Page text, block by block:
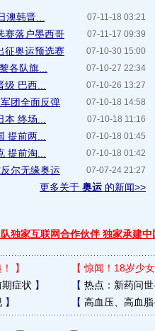
07-11-18 03:21
韩晋...
07-11-17 09:39
赛落户墨西哥
07-10-30 15:00
征奥运预选赛
07-10-27 22:34
各队旗...
07-10-26 13:27
巴西...
07-10-18 14:58
团全面反弹
07-10-18 11:16
终场...
07-10-18 01:45
提前两...
07-10-18 01:42
提前淘...
07-07-24 21:27
尔无缘奥运
更多关于 奥运 的新闻>>
独家互联网合作伙伴 独家承建中
】 【惊闻！18岁少
症状 】 【 热点：新药问
】 【 高血压、高血